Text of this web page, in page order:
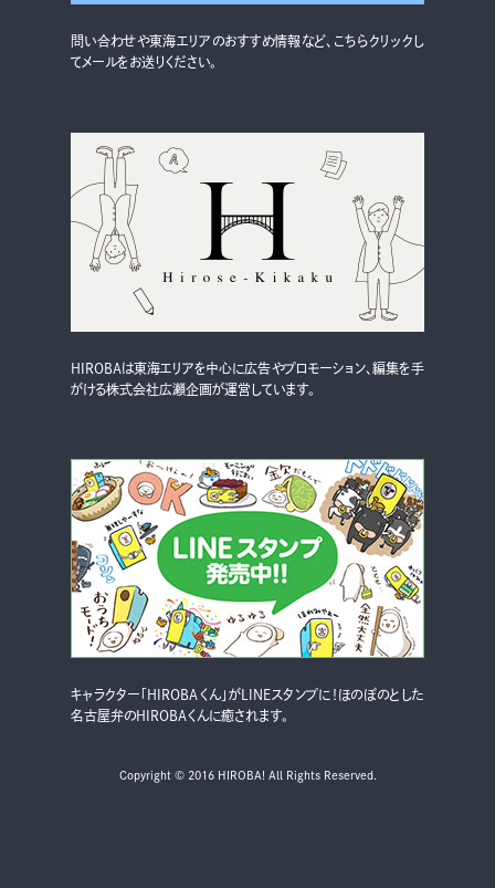
お問い合わせ
検索する
CLOSE
問い合わせや東海エリアのおすすめ情報など、こちらクリックし
てメールをお送りください。
HIROBAは東海エリアを中心に広告やプロモーション、編集を手
がける株式会社広瀬企画が運営しています。
キャラクター「HIROBAくん」がLINEスタンプに！ほのぼのとした
名古屋弁のHIROBAくんに癒されます。
Copyright © 2016 HIROBA! All Rights Reserved.